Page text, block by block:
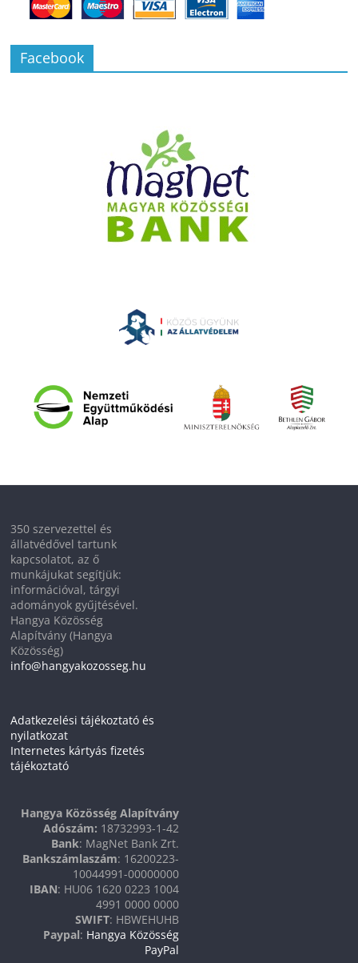
Facebook
350 szervezettel és
állatvédővel tartunk
kapcsolatot, az ő
munkájukat segítjük:
információval, tárgyi
adományok gyűjtésével.
Hangya Közösség
Alapítvány (Hangya
Közösség)
info@hangyakozosseg.hu
Adatkezelési tájékoztató és
nyilatkozat
Internetes kártyás fizetés
tájékoztató
Hangya Közösség Alapítvány
Adószám: 18732993-1-42
Bank: MagNet Bank Zrt.
Bankszámlaszám: 16200223-
10044991-00000000
IBAN: HU06 1620 0223 1004
4991 0000 0000
SWIFT: HBWEHUHB
Paypal: Hangya Közösség
PayPal